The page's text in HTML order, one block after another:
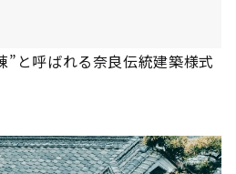
と呼ばれる奈良伝統建築様式